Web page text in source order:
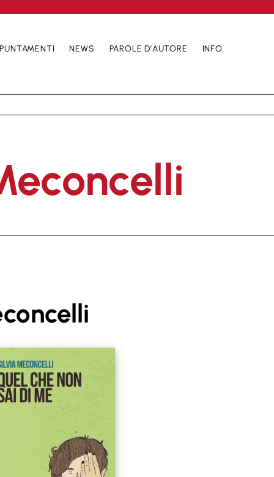
NEWS PAROLE D’AUTORE INFO